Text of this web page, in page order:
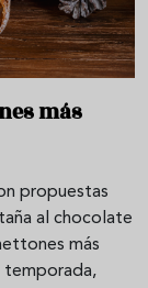
más
propuestas
al chocolate
más
temporada,